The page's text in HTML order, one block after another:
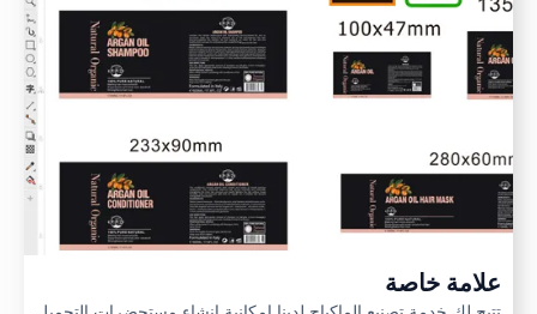
علامة خاصة